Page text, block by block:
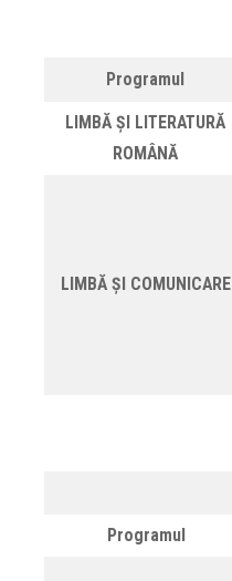
Programul
LIMBĂ ȘI LITERATURĂ
ROMÂNĂ
LIMBĂ ȘI COMUNICARE
Programul